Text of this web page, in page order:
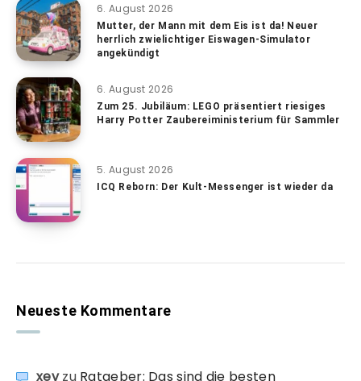
6. August 2026
Mutter, der Mann mit dem Eis ist da! Neuer
herrlich zwielichtiger Eiswagen-Simulator
angekündigt
6. August 2026
Zum 25. Jubiläum: LEGO präsentiert riesiges
Harry Potter Zaubereiministerium für Sammler
5. August 2026
ICQ Reborn: Der Kult-Messenger ist wieder da
Neueste Kommentare
xevzu Ratgeber: Das sind die besten